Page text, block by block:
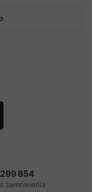
854
zamówienia